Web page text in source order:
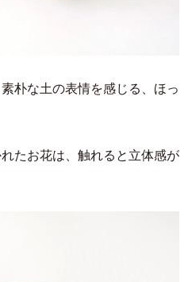
朴な土の表情を感じる、ほっ
たお花は、触れると立体感が